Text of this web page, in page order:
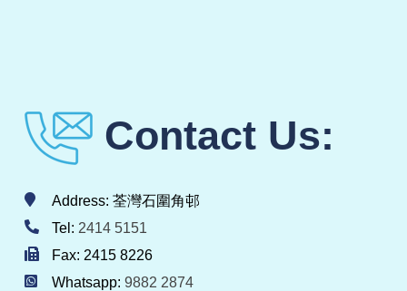
Contact Us:
Address: 荃灣石圍角邨
Tel: 2414 5151
Fax: 2415 8226
Whatsapp: 9882 2874